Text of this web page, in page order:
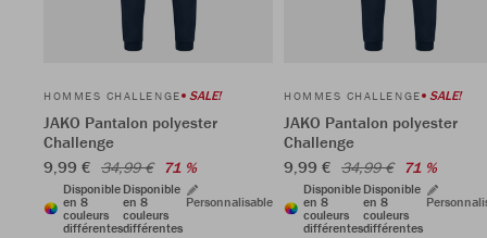
HOMMES CHALLENGE SALE!
JAKO Pantalon polyester
Challenge
9,99 € 34,99 € 71 %
Disponible
en 8
couleurs
différentes
Disponible
en 8
couleurs
différentes
Personnalisable
HOMMES CHALLENGE SALE!
JAKO Pantalon polyester
Challenge
9,99 € 34,99 € 71 %
Disponible
en 8
couleurs
différentes
Disponible
en 8
couleurs
différentes